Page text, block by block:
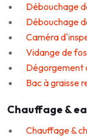
Débouchage
Débouchage
Caméra
Vidange de
Dégorgement
Bac à graisse
Chauffage &
Chauffage &